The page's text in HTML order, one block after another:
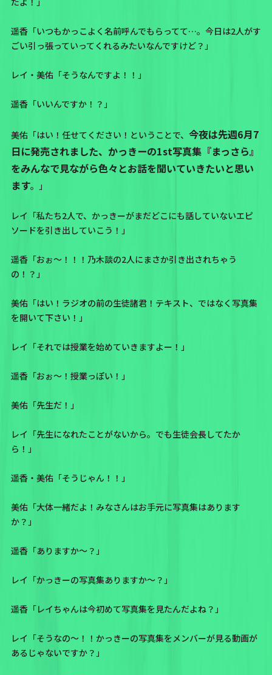
遥香「いつもかっこよく名前呼んでもらってて…。今日は2人がす
ごい引っ張っていってくれるみたいなんですけど？」
レイ・美佑「そうなんですよ！！」
遥香「いいんですか！？」
美佑「はい！任せてください！ということで、 今夜は先週6月7
日に発売されました、かっきーの1st写真集『まっさら』
をみんなで見ながら色々とお話を聞いていきたいと思い
ます。」
レイ「私たち2人で、かっきーがまだどこにも話していないエピ
ソードを引き出していこう！」
遥香「おぉ〜！！！乃木談の2人にまさか引き出されちゃう
の！？」
美佑「はい！ラジオの前の生徒諸君！テキスト、ではなく写真集
を開いて下さい！」
レイ「それでは授業を始めていきますよー！」
遥香「おぉ〜！授業っぽい！」
美佑「先生だ！」
レイ「先生になれたことがないから。でも生徒会長してたか
ら！」
遥香・美佑「そうじゃん！！」
美佑「大体一緒だよ！みなさんはお手元に写真集はあります
か？」
遥香「ありますか〜？」
レイ「かっきーの写真集ありますか〜？」
遥香「レイちゃんは今初めて写真集を見たんだよね？」
レイ「そうなの〜！！かっきーの写真集をメンバーが見る動画が
あるじゃないですか？」